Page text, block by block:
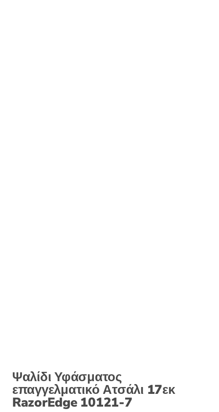
Ψαλίδι Υφάσματος
επαγγελματικό Ατσάλι 17εκ
RazorEdge 10121-7